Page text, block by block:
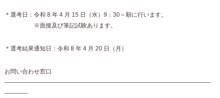
＊選考日：令和 8 年 4 月 15 日（水）9：30～順に行います。
※面接及び筆記試験あります。
＊選考結果通知日：令和 8 年 4 月 20 日（月）
お問い合わせ窓口
———————————————————————————————————
————